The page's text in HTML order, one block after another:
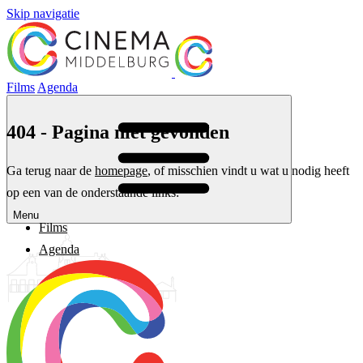
Skip navigatie
Films Agenda
Menu
404 - Pagina niet gevonden
Ga terug naar de homepage, of misschien vindt u wat u nodig heeft
op een van de onderstaande links:
Films
Agenda